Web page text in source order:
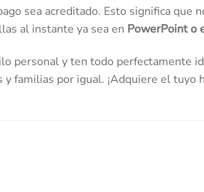
sea acreditado. Esto significa que
al instante ya sea en PowerPoint o
personal y ten todo perfectamente
familias por igual. ¡Adquiere el tuyo